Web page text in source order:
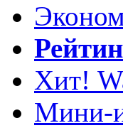
Хит!
Мини-